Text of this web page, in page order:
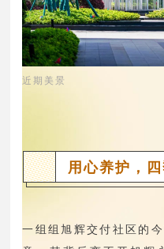
近期美景
用心养护，
一组组旭辉交付社区的